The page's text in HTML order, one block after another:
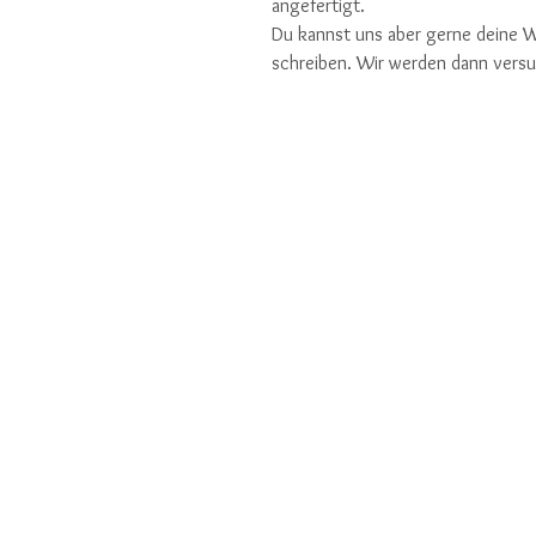
angefertigt.
Du kannst uns aber gerne deine
schreiben. Wir werden dann